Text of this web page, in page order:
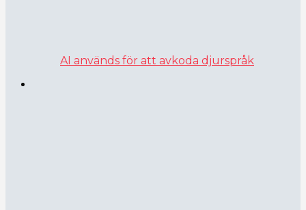
AI används för att avkoda djurspråk